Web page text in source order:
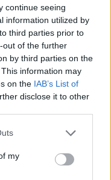
continue seeing
information utilized by
third parties prior to
out of the further
by third parties on the
information may
on the IAB’s List of
disclose it to other
myi el lloc web en
que comenti.